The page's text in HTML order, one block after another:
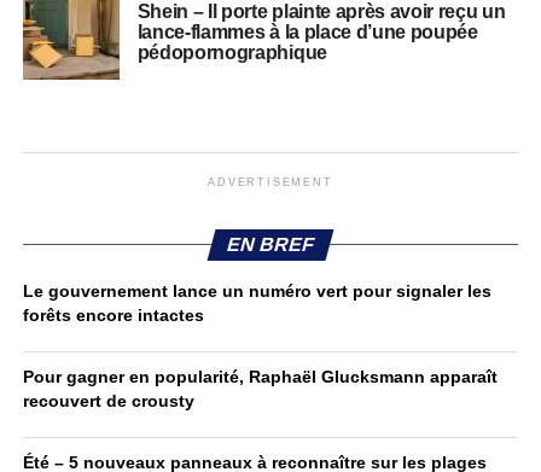
Shein – Il porte plainte après avoir reçu un
lance-flammes à la place d’une poupée
pédopornographique
ADVERTISEMENT
EN BREF
Le gouvernement lance un numéro vert pour signaler les
forêts encore intactes
Pour gagner en popularité, Raphaël Glucksmann apparaît
recouvert de crousty
Été – 5 nouveaux panneaux à reconnaître sur les plages